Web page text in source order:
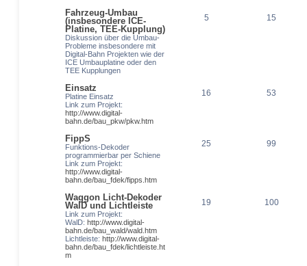
Fahrzeug-Umbau
(insbesondere ICE-
Platine, TEE-Kupplung)
Diskussion über die Umbau-
Probleme insbesondere mit
Digital-Bahn Projekten wie der
ICE Umbauplatine oder den
TEE Kupplungen
5 15
Einsatz
Platine Einsatz
Link zum Projekt:
http://www.digital-
bahn.de/bau_pkw/pkw.htm
16 53
FippS
Funktions-Dekoder
programmierbar per Schiene
Link zum Projekt:
http://www.digital-
bahn.de/bau_fdek/fipps.htm
25 99
Waggon Licht-Dekoder
WalD und Lichtleiste
Link zum Projekt:
WalD: http://www.digital-
bahn.de/bau_wald/wald.htm
Lichtleiste: http://www.digital-
bahn.de/bau_fdek/lichtleiste.ht
m
19 100